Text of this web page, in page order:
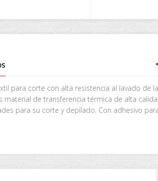
para corte con alta resistencia al lavado de
material de transferencia térmica de alta
para su corte y depilado. Con adhesivo